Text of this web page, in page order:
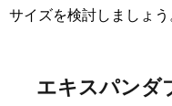
サイズを検討しましょう
エキスパンダ